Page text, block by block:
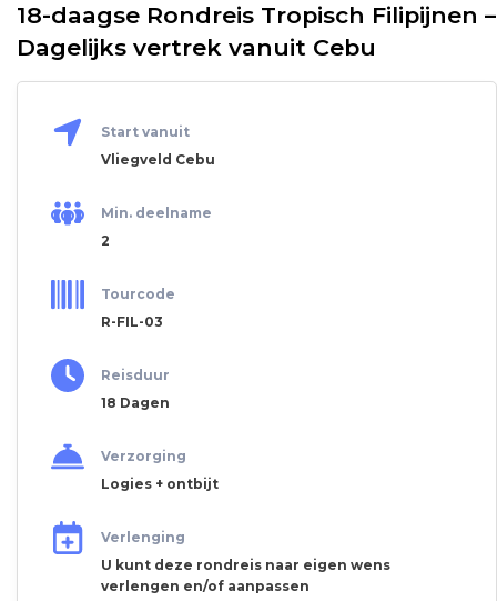
18-daagse Rondreis Tropisch Filipijnen –
Dagelijks vertrek vanuit Cebu
Start vanuit
Vliegveld Cebu
Min. deelname
2
Tourcode
R-FIL-03
Reisduur
18 Dagen
Verzorging
Logies + ontbijt
Verlenging
U kunt deze rondreis naar eigen wens
verlengen en/of aanpassen